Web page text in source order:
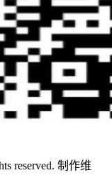
reserved. 制作维